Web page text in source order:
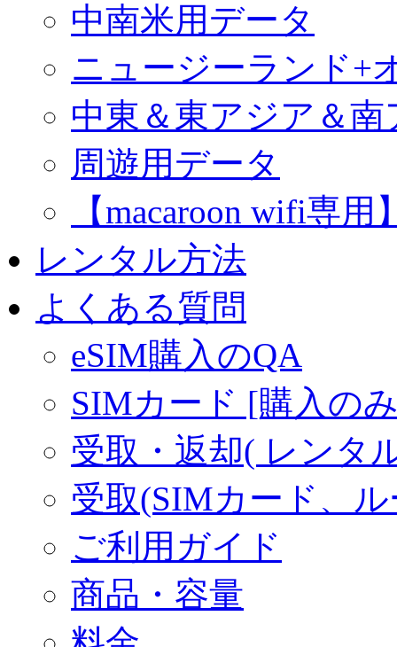
中南米用データ
ニュージーランド+
中東＆東アジア＆
周遊用データ
【macaroon wifi専
レンタル方法
よくある質問
eSIM購入のQA
SIMカード [購入の
受取・返却( レンタ
受取(SIMカード、
ご利用ガイド
商品・容量